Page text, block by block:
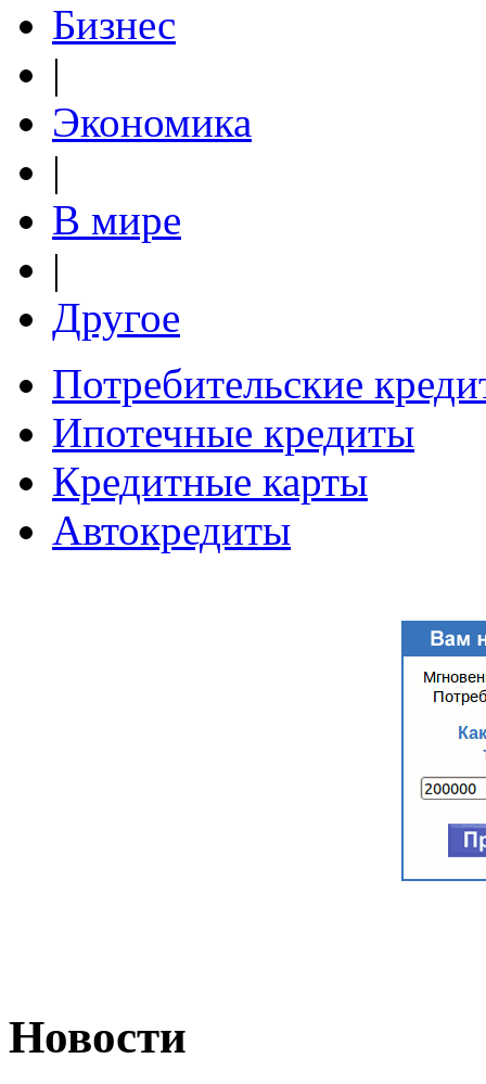
Бизнес
|
Экономика
|
В мире
|
Другое
Потребительские
Ипотечные кредиты
Кредитные карты
Автокредиты
Новости